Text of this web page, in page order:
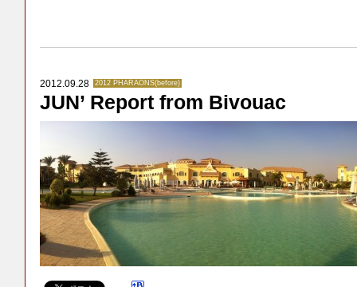
2012.09.28 2012 PHARAONS(before)
JUN’ Report from Bivouac